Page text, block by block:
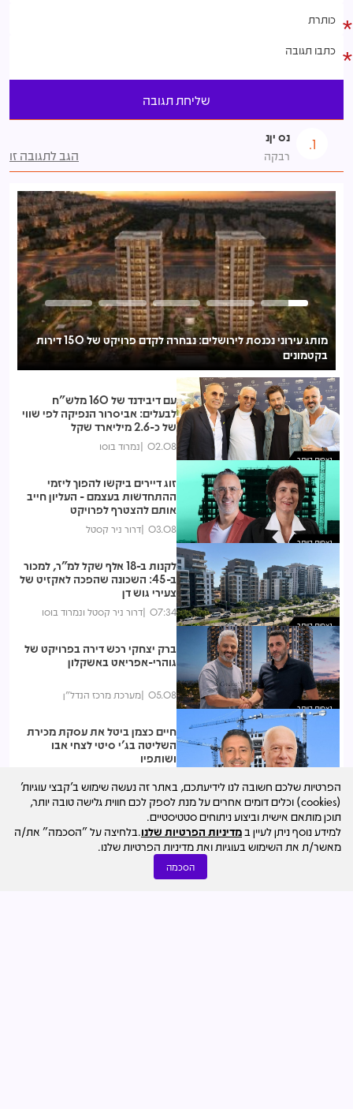
1.
נס יןנ
רבקה
הגב לתגובה זו
מותג עירוני נכנסת לירושלים: נבחרה לקדם פרויקט של 150 דירות
בקטמונים
נצפות ביותר
עם דיבידנד של 160 מלש"ח
לבעלים: אביסרור הנפיקה לפי שווי
של כ-2.6 מיליארד שקל
02.08 נמרוד בוסו
נצפות ביותר
זוג דיירים ביקשו להפוך ליזמי
ההתחדשות בעצמם - העליון חייב
אותם להצטרף לפרויקט
03.08 דרור ניר קסטל
נצפות ביותר
לקנות ב-18 אלף שקל למ"ר, למכור
ב-45: השכונה שהפכה לאקזיט של
צעירי גוש דן
07:34 דרור ניר קסטל ונמרוד בוסו
נצפות ביותר
ברק יצחקי רכש דירה בפרויקט של
גוהרי-אפריאט באשקלון
05.08 מערכת מרכז הנדל"ן
נצפות ביותר
חיים כצמן ביטל את עסקת מכירת
השליטה בג'י סיטי לצחי אבו
ושותפיו
המחוזי דחה את עתירת רמת השרון:
תוכנית מתחם אלקו של ישראל קנדה
יוצאת לדרך
04.08
הפרטיות שלכם חשובה לנו לידיעתכם, באתר זה נעשה שימוש ב'קבצי עוגיות'
(cookies) וכלים דומים אחרים על מנת לספק לכם חווית גלישה טובה יותר,
תוכן מותאם אישית וביצוע ניתוחים סטטיסטיים.
למידע נוסף ניתן לעיין במדיניות הפרטיות שלנו.בלחיצה על "הסכמה" את/ה
מאשר/ת את השימוש בעוגיות ואת מדיניות הפרטיות שלנו.
הסכמה